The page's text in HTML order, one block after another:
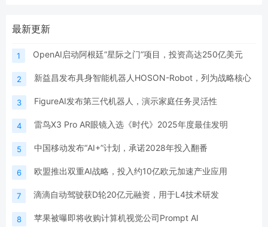
最新更新
1 OpenAI启动阿根廷“星际之门”项目，投资高达250亿美元
2 新益昌发布具身智能机器人HOSON-Robot，列为战略核心
3 FigureAI发布第三代机器人，演示家庭任务灵活性
4 雷鸟X3 Pro AR眼镜入选《时代》2025年度最佳发明
5 中国移动发布“AI+”计划，承诺2028年投入翻番
6 欧盟推出双重AI战略，投入约10亿欧元加速产业应用
7 滴滴自动驾驶获D轮20亿元融资，用于L4技术研发
8 苹果被曝即将收购计算机视觉公司Prompt AI